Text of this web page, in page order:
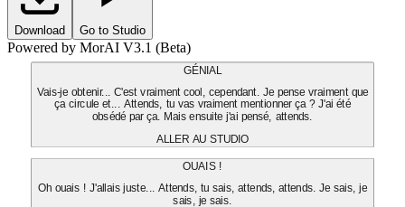
Download Go to Studio
Powered by MorAI V3.1 (Beta)
GÉNIAL
Vais-je obtenir... C'est vraiment cool, cependant. Je pense vraiment que
ça circule et... Attends, tu vas vraiment mentionner ça ? J'ai été
obsédé par ça. Mais ensuite j'ai pensé, attends.
ALLER AU STUDIO
OUAIS !
Oh ouais ! J'allais juste... Attends, tu sais, attends, attends. Je sais, je
sais, je sais.